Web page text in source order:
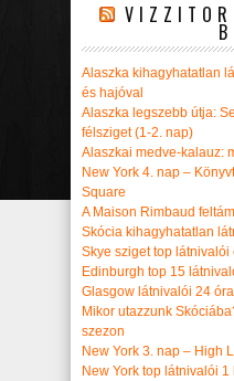
Alaszka kihagyhatatlan
és hajóval
Alaszka legszebb útja:
félsziget (1-2. nap)
Alaszkai medve-kalauz:
New York 4. nap –
Square
A Maison Rimbaud
Skócia kihagyhatatlan
Skye sziget top látnivalói
Edinburgh top 15
Glasgow látnivalói 24
Mikor utazzunk
szezon
New York 3. nap – High
New York top látnivalói 1